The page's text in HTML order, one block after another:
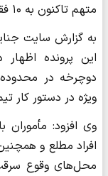
متهم تاکنون به ۱۰ فقره سرقت دوچرخه اعتراف کرده است.
به گزارش سایت
این پرونده
ویژه در دستور کار
وی افزود: مأموران
افراد مطلع و
محل‌های وقوع